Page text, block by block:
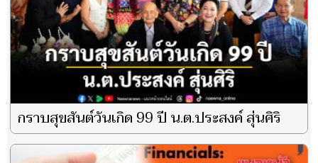
กราบสุขสันต์วันเกิด 99 ปี น.ต.ประสงค์ สุ่นศิริ